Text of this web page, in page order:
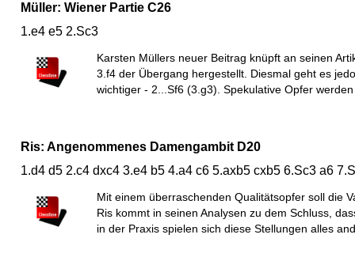
Müller: Wiener Partie C26
1.e4 e5 2.Sc3
Karsten Müllers neuer Beitrag knüpft an seinen
3.f4 der Übergang hergestellt. Diesmal geht es
wichtiger - 2...Sf6 (3.g3). Spekulative Opfer
Ris: Angenommenes Damengambit D20
1.d4 d5 2.c4 dxc4 3.e4 b5 4.a4 c6 5.axb5 cxb5 6.Sc3 a6
Mit einem überraschenden Qualitätsopfer soll die
Ris kommt in seinen Analysen zu dem Schluss,
in der Praxis spielen sich diese Stellungen alles